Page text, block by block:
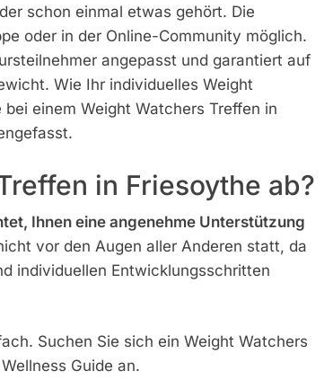
schon einmal etwas gehört. Die
oder in der Online-Community möglich.
angepasst und garantiert auf
Wie Ihr individuelles Weight
einem Weight Watchers Treffen in
in Friesoythe ab?
Ihnen eine angenehme Unterstützung
vor den Augen aller Anderen statt, da
individuellen Entwicklungsschritten
Suchen Sie sich ein Weight Watchers
Guide an.